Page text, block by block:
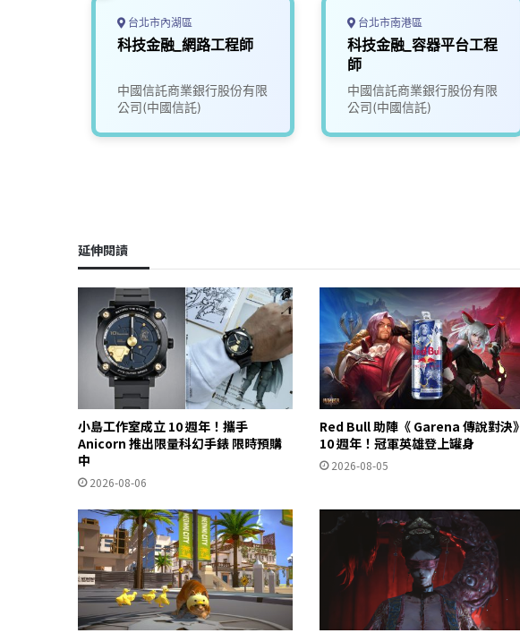
台北市內湖區
科技金融_網路工程師
中國信託商業銀行股份有限
公司(中國信託)
台北市南港區
科技金融_容器平台工程
師
中國信託商業銀行股份有限
公司(中國信託)
延伸閱讀
小島工作室成立 10 週年！攜手
Anicorn 推出限量科幻手錶 限時預購
中
2026-08-06
Red Bull 助陣《 Garena 傳說對決》
10 週年！冠軍英雄登上罐身
2026-08-05